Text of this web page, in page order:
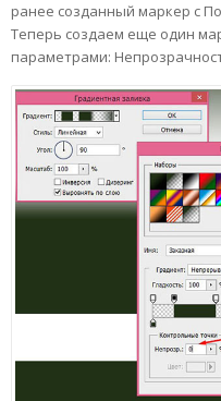
ранее созданный маркер с
Теперь создаем еще один
параметрами: